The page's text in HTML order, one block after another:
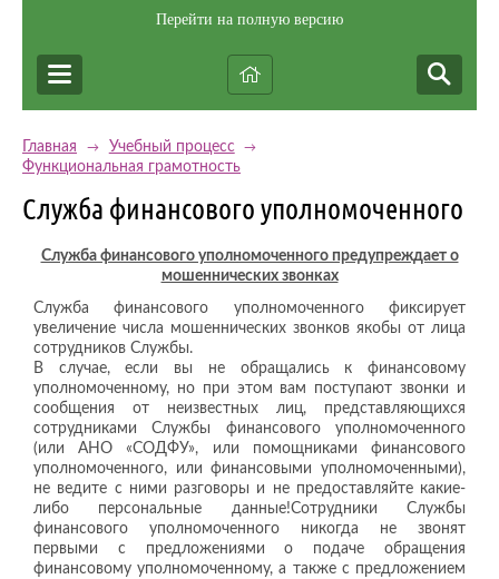
Перейти на полную версию
Главная → Учебный процесс →
Функциональная грамотность
Служба финансового уполномоченного
Служба финансового уполномоченного предупреждает о
мошеннических звонках
Служба финансового уполномоченного фиксирует
увеличение числа мошеннических звонков якобы от лица
сотрудников Службы.
В случае, если вы не обращались к финансовому
уполномоченному, но при этом вам поступают звонки и
сообщения от неизвестных лиц, представляющихся
сотрудниками Службы финансового уполномоченного
(или АНО «СОДФУ», или помощниками финансового
уполномоченного, или финансовыми уполномоченными),
не ведите с ними разговоры и не предоставляйте какие-
либо персональные данные!Сотрудники Службы
финансового уполномоченного никогда не звонят
первыми с предложениями о подаче обращения
финансовому уполномоченному, а также с предложением